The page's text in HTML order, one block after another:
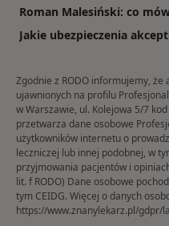
Roman Malesiński: co
Jakie ubezpieczenia
Zgodnie z RODO informujemy,
ujawnionych na profilu
w Warszawie, ul. Kolejowa 5/7
przetwarza dane osobowe
użytkowników internetu o
leczniczej lub innej podobnej, w
przyjmowania pacjentów i
lit. f RODO) Dane osobowe
tym CEIDG. Więcej o danych
https://www.znanylekarz.pl/gdpr/